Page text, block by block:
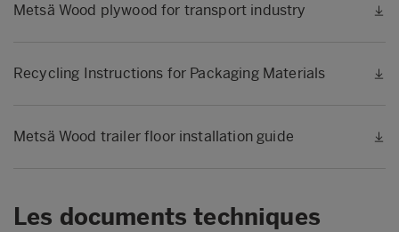
Metsä Wood plywood for transport industry
Recycling Instructions for Packaging Materials
Metsä Wood trailer floor installation guide
Les documents techniques